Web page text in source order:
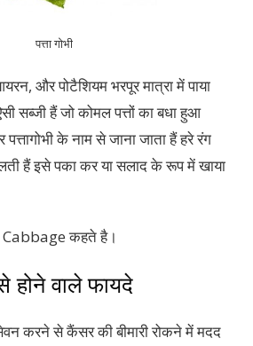
पत्ता गोभी
और पोटैशियम भरपूर मात्रा में पाया
सब्जी हैं जो कोमल पत्तों का बधा हुआ
के नाम से जाना जाता हैं हरे रंग
हैं इसे पका कर या सलाद के रूप में खाया
Cabbage कहते है।
होने वाले फायदे
सेवन करने से कैंसर की बीमारी रोकने में मदद